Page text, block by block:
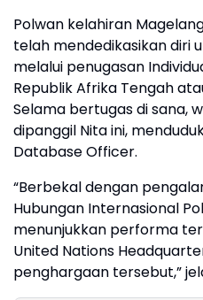
Polwan kelahiran
telah mendedikasikan diri
melalui penugasan
Republik Afrika Tengah
Selama bertugas di sana,
dipanggil Nita ini,
Database Officer.
“Berbekal dengan
Hubungan Internasional
menunjukkan performa
United Nations
penghargaan tersebut,”